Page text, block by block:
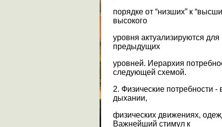
порядке от “низших” к
высокого
уровня актуализируются
предыдущих
уровней. Иерархия
следующей схемой.
2. Физические потребности
дыхании,
физических движениях,
Важнейший стимул к